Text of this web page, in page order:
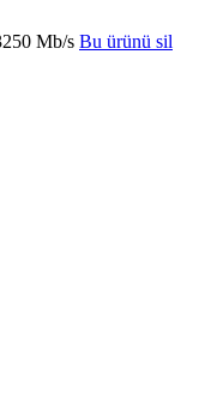
Mb/s Bu ürünü sil